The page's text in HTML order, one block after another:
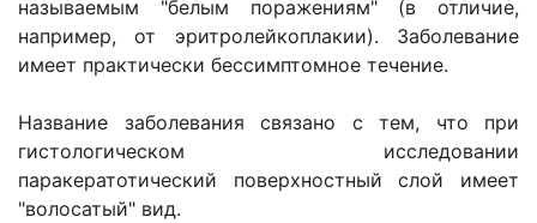
называемым "белым поражениям" (в отличие,
например, от эритролейкоплакии). Заболевание
имеет практически бессимптомное течение.
Название заболевания связано с тем, что при
гистологическом исследовании
паракератотический поверхностный слой имеет
"волосатый" вид.